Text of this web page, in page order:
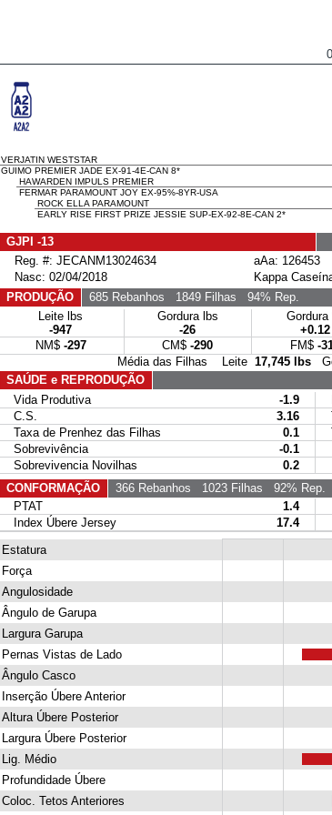
VERJATIN WESTSTAR
GUIMO PREMIER JADE EX-91-4E-CAN 8*
HAWARDEN IMPULS PREMIER
FERMAR PARAMOUNT JOY EX-95%-8YR-USA
ROCK ELLA PARAMOUNT
EARLY RISE FIRST PRIZE JESSIE SUP-EX-92-8E-CAN 2*
GJPI -13
Reg. #: JECANM13024634
aAa: 126453
Nasc: 02/04/2018
Kappa
PRODUÇÃO
685 Rebanhos 1849 Filhas 94% Rep.
Leite lbs
-947
Gordura lbs
-26
Gordura
+0.12
NM$ -297 CM$ -290 FM$ -
Média das Filhas Leite 17,745 lbs
SAÚDE e REPRODUÇÃO
Vida Produtiva
-1.9
C.S.
3.16
Taxa de Prenhez das Filhas
0.1
Sobrevivência
-0.1
Sobrevivencia Novilhas
0.2
CONFORMAÇÃO
366 Rebanhos 1023 Filhas 92% Rep.
PTAT
1.4
Index Úbere Jersey
17.4
Estatura
Força
Angulosidade
Ângulo de Garupa
Largura Garupa
Pernas Vistas de Lado
Ângulo Casco
Inserção Úbere Anterior
Altura Úbere Posterior
Largura Úbere Posterior
Lig. Médio
Profundidade Úbere
Coloc. Tetos Anteriores